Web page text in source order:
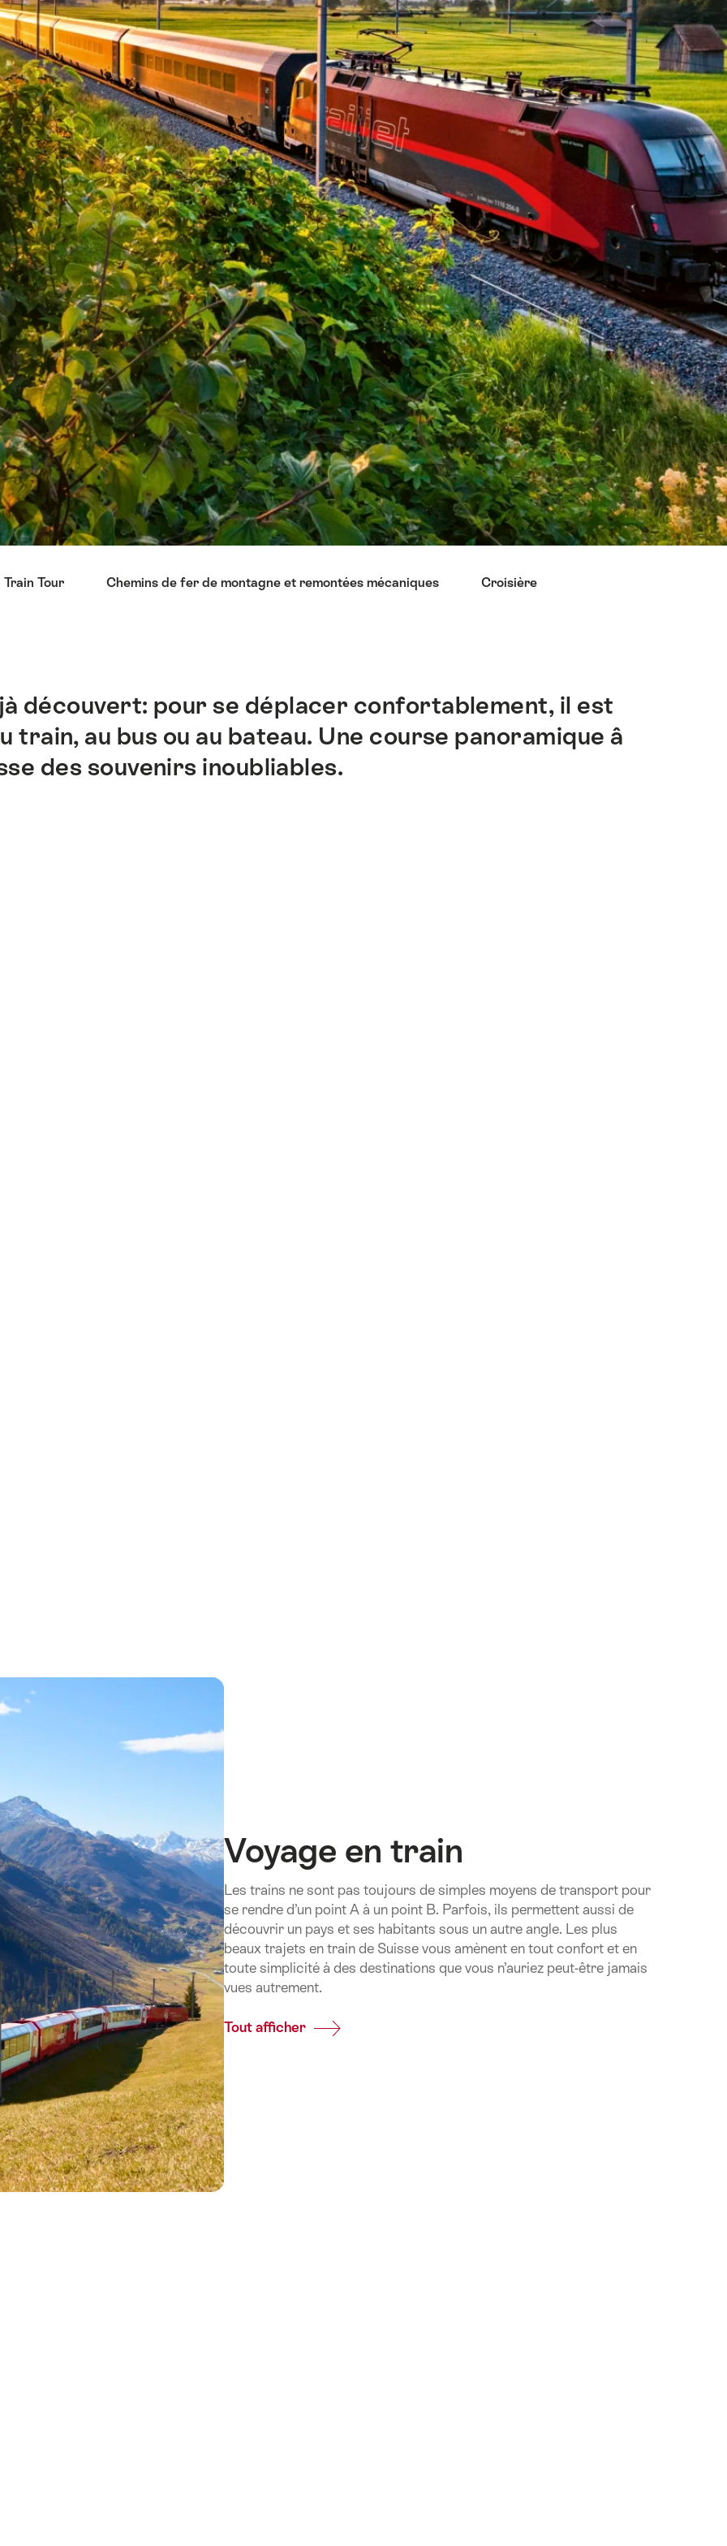
Tour Chemins de fer de montagne et remontées mécaniques Croisière
découvert: pour se déplacer confortablement, il est
train, au bus ou au bateau. Une course panoramique â
des souvenirs inoubliables.
Voyage en train
Les trains ne sont pas toujours de simples moyens de transport pour
se rendre d’un point A à un point B. Parfois, ils permettent aussi de
découvrir un pays et ses habitants sous un autre angle. Les plus
beaux trajets en train de Suisse vous amènent en tout confort et en
toute simplicité à des destinations que vous n’auriez peut-être jamais
vues autrement.
Tout afficher Common.Of